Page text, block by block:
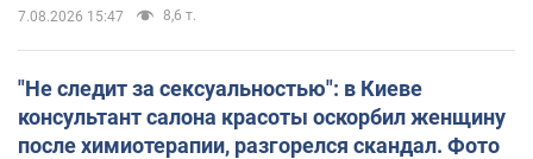
7.08.2026 15:47 8,6 т.
"Не следит за сексуальностью": в Киеве
консультант салона красоты оскорбил женщину
после химиотерапии, разгорелся скандал. Фото